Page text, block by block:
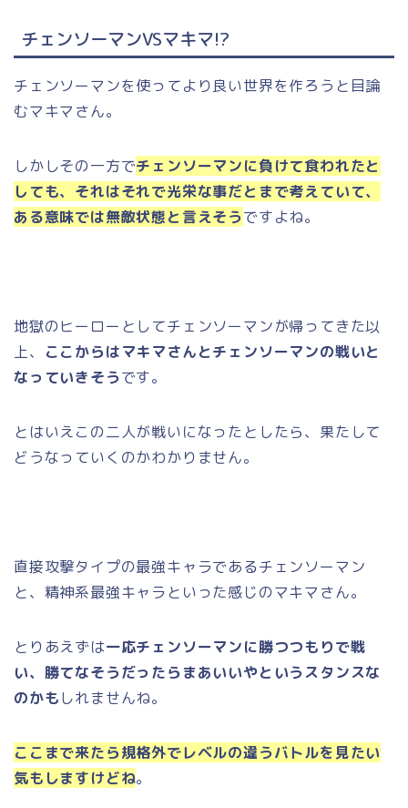
チェンソーマンVSマキマ!?
チェンソーマンを使ってより良い世界を作ろうと目論
むマキマさん。
しかしその一方でチェンソーマンに負けて食われたと
しても、それはそれで光栄な事だとまで考えていて、
ある意味では無敵状態と言えそうですよね。
地獄のヒーローとしてチェンソーマンが帰ってきた以
上、
ここからはマキマさんとチェンソーマンの戦いと
なっていきそうです。
とはいえこの二人が戦いになったとしたら、果たして
どうなっていくのかわかりません。
直接攻撃タイプの最強キャラであるチェンソーマン
と、精神系最強キャラといった感じのマキマさん。
とりあえずは一応チェンソーマンに勝つつもりで戦
い、勝てなそうだったらまあいいやというスタンスな
のかもしれませんね。
ここまで来たら規格外でレベルの違うバトルを見たい
気もしますけどね。